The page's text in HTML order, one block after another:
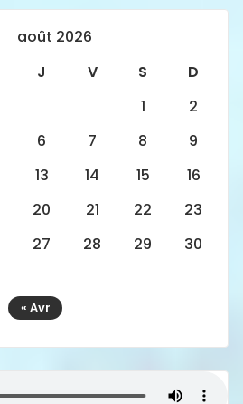
août 2026
J V S
D
1
2
6 7 8
9
13 14 15
16
20 21 22
23
27 28 29
30
« Avr